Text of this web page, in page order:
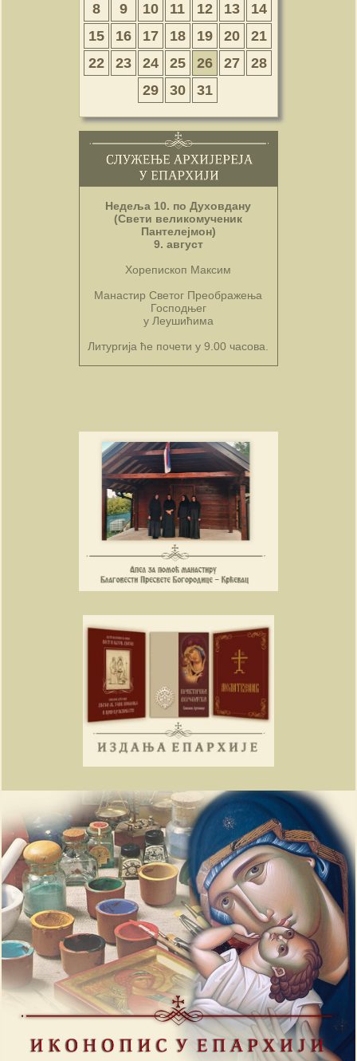
8 9 10 11 12 13
14
15
16 17 18 19 20
21
22
23 24 25 26 27
28
29
30 31
Недеља 10. по Духовдану
(Свети великомученик
Пантелејмон)
9. август
Хорепископ Максим
Манастир Светог Преображења
Господњег
у Леушићима
Литургија ће почети у 9.00 часова.